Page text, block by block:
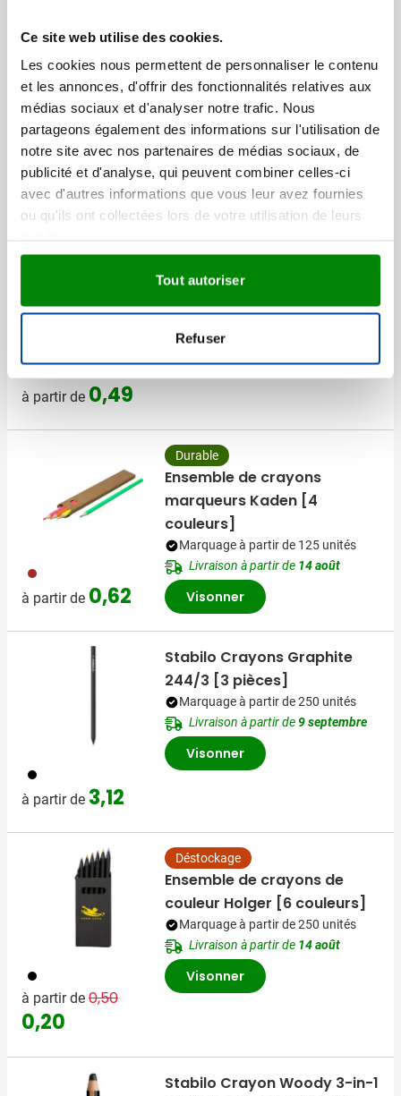
Ce site web utilise des cookies.
Les cookies nous permettent de personnaliser le contenu
et les annonces, d'offrir des fonctionnalités relatives aux
médias sociaux et d'analyser notre trafic. Nous
partageons également des informations sur l'utilisation de
notre site avec nos partenaires de médias sociaux, de
publicité et d'analyse, qui peuvent combiner celles-ci
avec d'autres informations que vous leur avez fournies
ou qu'ils ont collectées lors de votre utilisation de leurs
Tout autoriser
Refuser
001
à partir de Prix normal
0,78 Prix spécial
0,29
Déstockage
couleur Beate [7 couleurs]
Marquage à partir de 100 unités
Livraison à partir de14 août
Visonner
011
à partir de 0,49
Set de coloriage 8 pièces
Streaks
Livraison à partir de25 août
011
à partir de 0,62
Durable
Ensemble de crayons
marqueurs Kaden [4
couleurs]
Marquage à partir de 125 unités
Livraison à partir de 14 août
Visonner
001
à partir de 3,12
Stabilo Crayons Graphite
244/3 [3 pièces]
Marquage à partir de 250 unités
Livraison à partir de 9 septembre
Visonner
001
à partir de Prix normal
0,50 Prix spécial
0,20
Déstockage
Ensemble de crayons de
couleur Holger [6 couleurs]
Marquage à partir de 250 unités
Livraison à partir de 14 août
Visonner
Stabilo Crayon Woody 3-in-1